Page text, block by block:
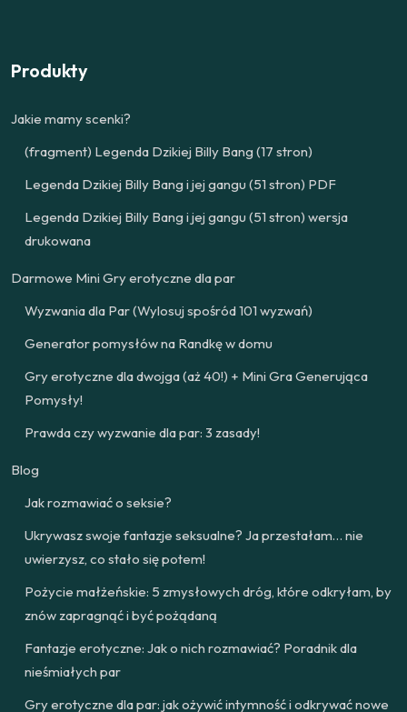
Produkty
Jakie mamy scenki?
(fragment) Legenda Dzikiej Billy Bang (17 stron)
Legenda Dzikiej Billy Bang i jej gangu (51 stron) PDF
Legenda Dzikiej Billy Bang i jej gangu (51 stron) wersja
drukowana
Darmowe Mini Gry erotyczne dla par
Wyzwania dla Par (Wylosuj spośród 101 wyzwań)
Generator pomysłów na Randkę w domu
Gry erotyczne dla dwojga (aż 40!) + Mini Gra Generująca
Pomysły!
Prawda czy wyzwanie dla par: 3 zasady!
Blog
Jak rozmawiać o seksie?
Ukrywasz swoje fantazje seksualne? Ja przestałam… nie
uwierzysz, co stało się potem!
Pożycie małżeńskie: 5 zmysłowych dróg, które odkryłam, by
znów zapragnąć i być pożądaną
Fantazje erotyczne: Jak o nich rozmawiać? Poradnik dla
nieśmiałych par
Gry erotyczne dla par: jak ożywić intymność i odkrywać nowe